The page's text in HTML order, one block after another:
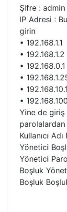
Şifre : admin
IP Adresi :
girin
• 192.168.1.1
• 192.168.1.2
• 192.168.0.1
•
• 192.168.10.1
•
Yine de giriş
Kullanıcı
Yönetici
Yönetici
Boşluk
Boşluk